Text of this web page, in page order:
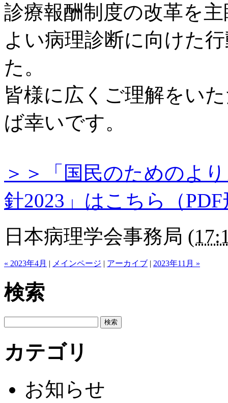
診療報酬制度の改革を
よい病理診断に向けた
た。
皆様に広くご理解をい
ば幸いです。
＞＞「国民のためのよ
針2023」はこちら（
日本病理学会事務局 (
« 2023年4月 | メインページ | アーカイブ | 2023年11月 »
検索
カテゴリ
お知らせ